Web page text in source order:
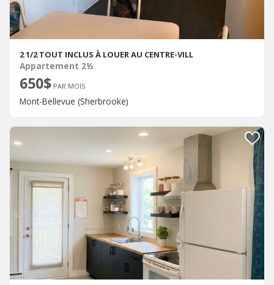
2 1/2 TOUT INCLUS À LOUER AU CENTRE-VILL
Appartement 2½
650$ PAR MOIS
Mont-Bellevue (Sherbrooke)